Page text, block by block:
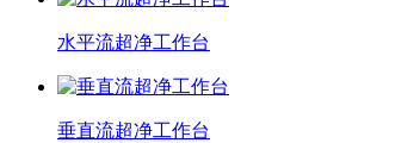
水平流超净工作台
垂直流超净工作台